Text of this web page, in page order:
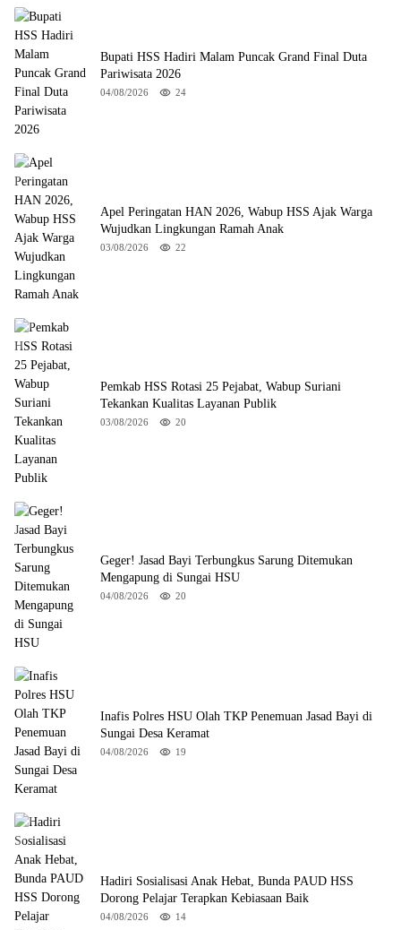
Bupati HSS Hadiri Malam Puncak Grand Final Duta
Pariwisata 2026
04/08/2026 24
Apel Peringatan HAN 2026, Wabup HSS Ajak Warga
Wujudkan Lingkungan Ramah Anak
03/08/2026 22
Pemkab HSS Rotasi 25 Pejabat, Wabup Suriani
Tekankan Kualitas Layanan Publik
03/08/2026 20
Geger! Jasad Bayi Terbungkus Sarung Ditemukan
Mengapung di Sungai HSU
04/08/2026 20
Inafis Polres HSU Olah TKP Penemuan Jasad Bayi di
Sungai Desa Keramat
04/08/2026 19
Hadiri Sosialisasi Anak Hebat, Bunda PAUD HSS
Dorong Pelajar Terapkan Kebiasaan Baik
04/08/2026 14